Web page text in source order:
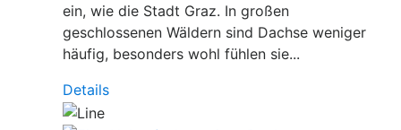
ein, wie die Stadt Graz. In großen
geschlossenen Wäldern sind Dachse weniger
häufig, besonders wohl fühlen sie...
Details